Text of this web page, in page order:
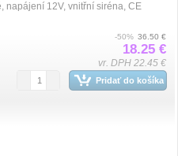
napájení 12V, vnitřní siréna, CE
-50% 36.50 €
18.25 €
vr. DPH 22.45 €
Pridať do košíka